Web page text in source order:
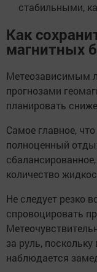
стабильными,
Как
магнитных
Метеозависимым
прогнозами
планировать
Самое главное,
полноценный
количество
Не следует резко
спровоцировать
за руль,
наблюдается